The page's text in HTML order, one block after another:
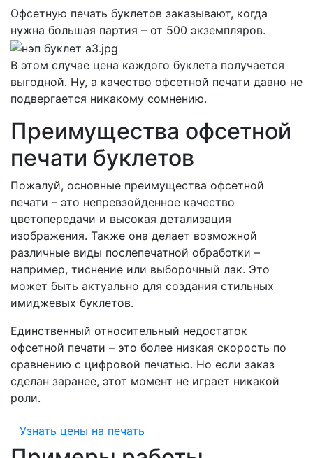
Офсетную печать буклетов заказывают, когда
нужна большая партия – от 500 экземпляров.
В этом случае цена каждого буклета получается
выгодной. Ну, а качество офсетной печати давно не
подвергается никакому сомнению.
Преимущества офсетной
печати буклетов
Пожалуй, основные преимущества офсетной
печати – это непревзойденное качество
цветопередачи и высокая детализация
изображения. Также она делает возможной
различные виды послепечатной обработки –
например, тиснение или выборочный лак. Это
может быть актуально для создания стильных
имиджевых буклетов.
Единственный относительный недостаток
офсетной печати – это более низкая скорость по
сравнению с цифровой печатью. Но если заказ
сделан заранее, этот момент не играет никакой
роли.
Узнать цены на печать